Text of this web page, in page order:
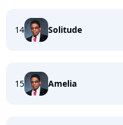
14 Solitude
15 Amelia